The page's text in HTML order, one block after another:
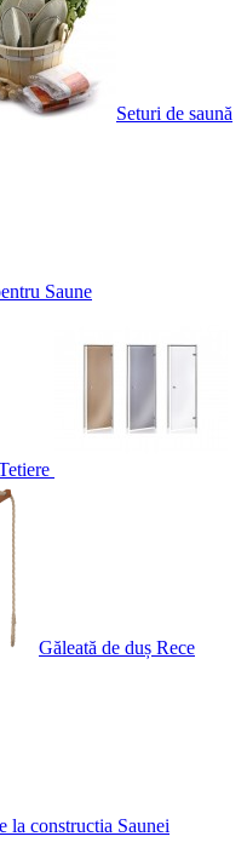
Seturi de saună
Saune
Găleată de duș Rece
la constructia Saunei